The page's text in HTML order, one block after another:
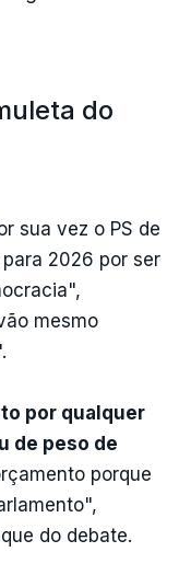
do
sua vez o PS de
2026 por ser
mesmo
por qualquer
de peso de
porque
do debate.